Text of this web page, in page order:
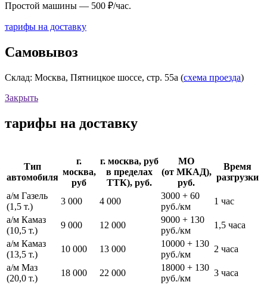
Простой машины — 500 ₽/час.
тарифы на доставку
Самовывоз
Склад: Москва, Пятницкое шоссе, стр. 55а (схема проезда)
Закрыть
тарифы на доставку
Тип
автомобиля
г.
москва,
руб
г. москва, руб
в пределах
ТТК), руб.
МО
(от МКАД),
руб.
Время
разгрузки
а/м Газель
(1,5 т.)
3 000 4 000
3000 + 60
руб./км
1 час
а/м Камаз
(10,5 т.)
9 000 12 000
9000 + 130
руб./км
1,5 часа
а/м Камаз
(13,5 т.)
10 000 13 000
10000 + 130
руб./км
2 часа
а/м Маз
(20,0 т.)
18 000 22 000
18000 + 130
руб./км
3 часа